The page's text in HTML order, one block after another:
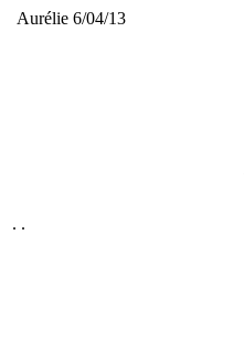
Aurélie 6/04/13
. .